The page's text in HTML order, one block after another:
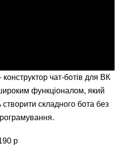
конструктор чат-ботів для ВК
функціоналом, який
створити складного бота без
р